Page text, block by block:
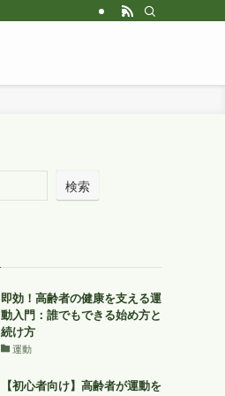
検索
即効！高齢者の健康を支える運
動入門：誰でもできる始め方と
続け方
運動
【初心者向け】高齢者が運動を